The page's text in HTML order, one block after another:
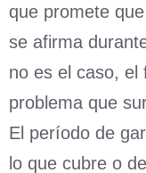
que promete
se afirma
no es el caso, el
problema que
El período de
lo que cubre o